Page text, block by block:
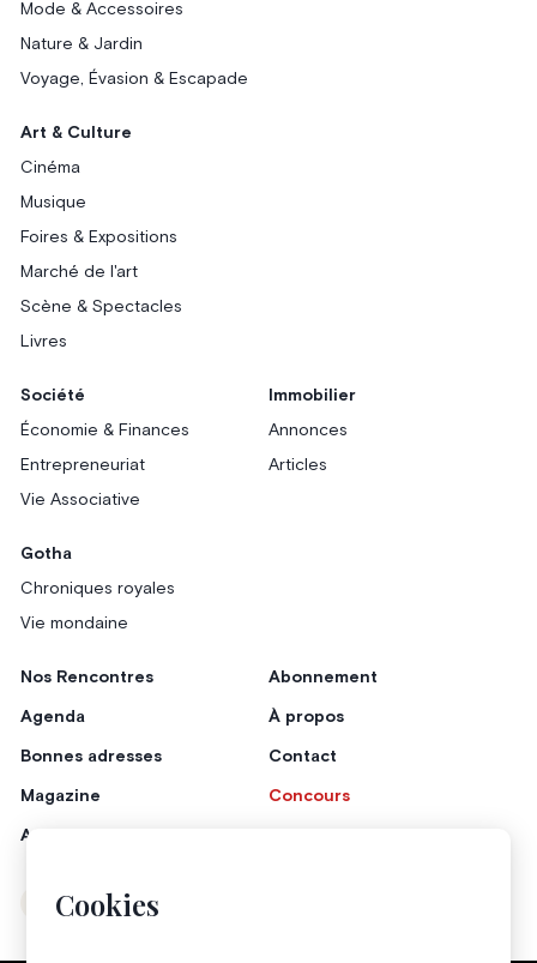
Cookies
Mode & Accessoires
Nature & Jardin
Voyage, Évasion & Escapade
Art & Culture
Cinéma
Musique
Foires & Expositions
Marché de l'art
Scène & Spectacles
Livres
Société
Économie & Finances
Entrepreneuriat
Vie Associative
Immobilier
Annonces
Articles
Gotha
Chroniques royales
Vie mondaine
Nos Rencontres
Agenda
Bonnes adresses
Magazine
Annonceurs
Abonnement
À propos
Contact
Concours
Instagram